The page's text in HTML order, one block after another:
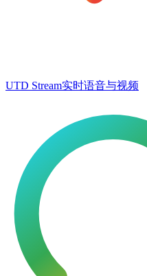
UTD Stream实时语音与视频